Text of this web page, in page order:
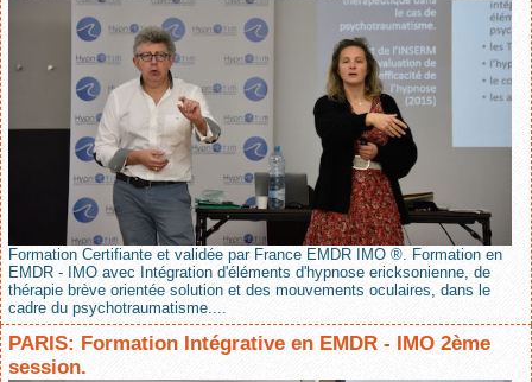
Formation Certifiante et validée par France EMDR IMO ®. Formation en
EMDR - IMO avec Intégration d'éléments d'hypnose ericksonienne, de
thérapie brève orientée solution et des mouvements oculaires, dans le
cadre du psychotraumatisme....
PARIS: Formation Intégrative en EMDR - IMO 2ème
session.